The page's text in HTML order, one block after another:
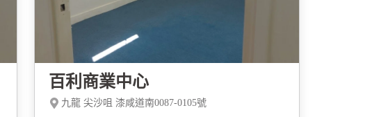
百利商業中心
九龍 尖沙咀 漆咸道南0087-0105號